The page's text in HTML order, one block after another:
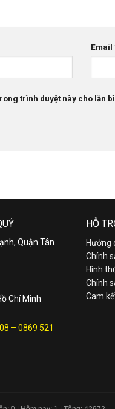
Email
trình duyệt này cho lần
Quận Tân
Chí Minh
– 0869 521
HỖ
Hướng
Chính
Hình
Chính
Cam